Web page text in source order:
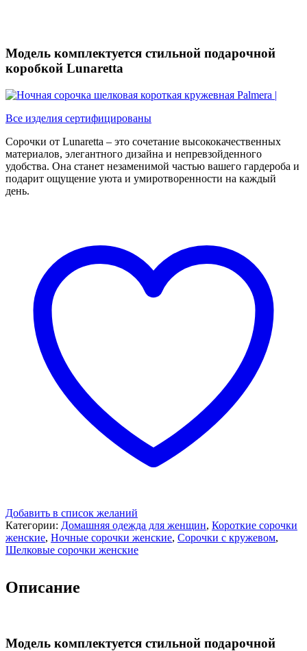
товара
короткая
кружевная
Palmera
Модель комплектуется стильной подарочной
коробкой Lunaretta
Все изделия сертифицированы
Сорочки от Lunaretta – это сочетание высококачественных
материалов, элегантного дизайна и непревзойденного
удобства. Она станет незаменимой частью вашего гардероба и
подарит ощущение уюта и умиротворенности на каждый
день.
Добавить в список желаний
Категории: Домашняя одежда для женщин, Короткие сорочки
женские, Ночные сорочки женские, Сорочки с кружевом,
Шелковые сорочки женские
Описание
Модель комплектуется стильной подарочной